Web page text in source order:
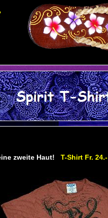
zweite Haut! T-Shirt Fr. 24.-